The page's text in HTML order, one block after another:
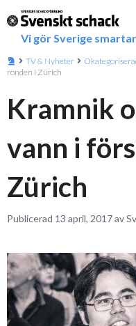
Vi gör Sverige
TV & Nyheter
ronden i Zürich
Kramnik
vann i
Zürich
Publicerad 13 april, 2017 av